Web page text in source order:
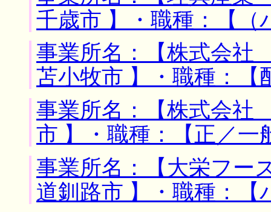
千歳市 】・職種：【（
事業所名：【株式会社
苫小牧市 】・職種：【
事業所名：【株式会社
市 】・職種：【正／一
事業所名：【大栄フ
道釧路市 】・職種：【